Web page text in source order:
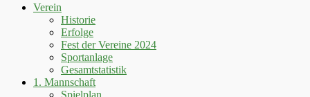
scrollenVerein
Historie
Erfolge
Fest der Vereine 2024
Sportanlage
Gesamtstatistik
1. Mannschaft
Spielplan